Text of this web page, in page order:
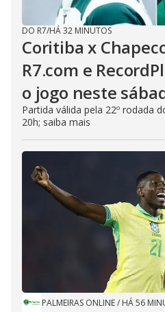
DO R7/HÁ 32 MINUTOS
Coritiba x
R7.com e
o jogo neste
Partida válida pela 22º rodada
20h; saiba mais
PALMEIRAS ONLINE/ HÁ 56